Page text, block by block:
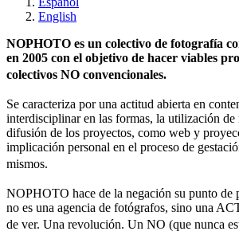
English
NOPHOTO es un colectivo de fotografía
en 2005 con el objetivo de hacer viables
colectivos NO convencionales.
Se caracteriza por una actitud abierta en
interdisciplinar en las formas, la utilización de
difusión de los proyectos, como web y
implicación personal en el proceso de
mismos.
NOPHOTO hace de la negación su punto
no es una agencia de fotógrafos, sino una
de ver. Una revolución. Un NO (que nunca